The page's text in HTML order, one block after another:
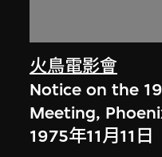
火鳥電影會
Notice on the
Meeting,
1975年11月11日